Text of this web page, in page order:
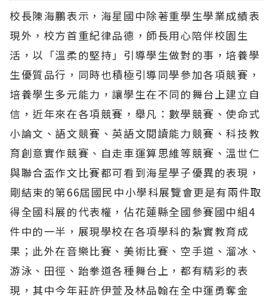
校長陳海鵬表示，海星國中除著重學生學業成績表
現外，校方首重紀律品德，師長用心陪伴校園生
活，以「溫柔的堅持」引導學生做對的事，培養學
生優質品行，同時也積極引導同學參加各項競賽，
培養學生多元能力，讓學生在不同的舞台上建立自
信，近年來在各項競賽，舉凡：數學競賽、使命式
小論文、語文競賽、英語文閱讀能力競賽、科技教
育創意實作競賽、自走車運算思維等競賽、溫世仁
與聯合盃作文比賽都可看到海星學子優異的表現，
剛結束的第66屆國民中小學科展覽會更是有兩件取
得全國科展的代表權，佔花蓮縣全國參賽國中組4
件中的一半，展現學校在各項學科的紮實教育成
果；此外在音樂比賽、美術比賽、空手道、溜冰、
游泳、田徑、跆拳道各種舞台上，都有精彩的表
現，其中今年莊許伊萱及林品翰在全中運勇奪金